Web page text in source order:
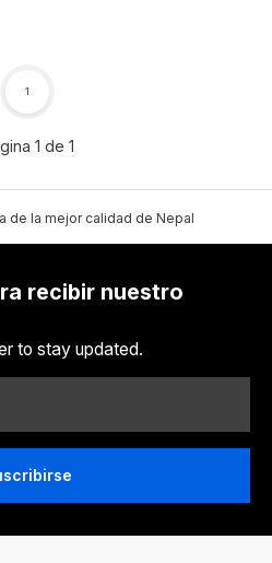
1 de 1
1
de la mejor calidad de Nepal
recibir nuestro
to stay updated.